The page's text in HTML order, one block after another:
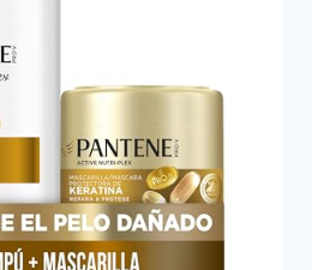
27.66
€